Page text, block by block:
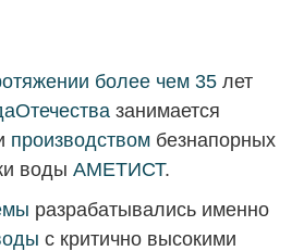
более чем 35 лет
занимается
производством безнапорных
воды АМЕТИСТ.
разрабатывались именно
с критично высокими